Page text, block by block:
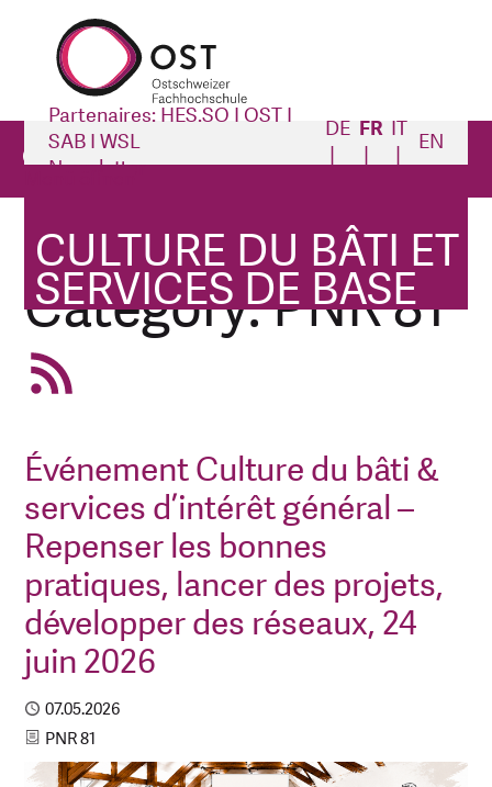
Partenaires: HES.SO I OST I
SAB I WSL
Newsletter
DE FR IT EN
CULTURE DU BÂTI ET
SERVICES DE BASE
Culture du bâti et services de base
Catégories
Category: PNR 81
Événement Culture du bâti &
services d’intérêt général –
Repenser les bonnes
pratiques, lancer des projets,
développer des réseaux, 24
juin 2026
Published
07.05.2026
Category
PNR 81